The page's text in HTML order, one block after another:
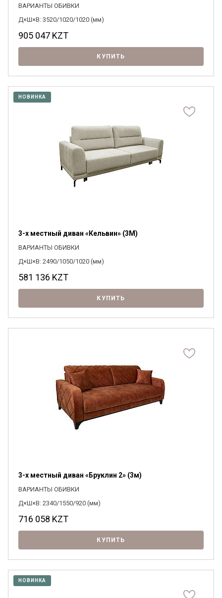
ВАРИАНТЫ ОБИВКИ
Д×Ш×В: 3520/1020/1020 (мм)
905 047 KZT
КУПИТЬ
НОВИНКА
3-х местный диван «Кельвин» (3M)
ВАРИАНТЫ ОБИВКИ
Д×Ш×В: 2490/1050/1020 (мм)
581 136 KZT
КУПИТЬ
3-х местный диван «Бруклин 2» (3м)
ВАРИАНТЫ ОБИВКИ
Д×Ш×В: 2340/1550/920 (мм)
716 058 KZT
КУПИТЬ
НОВИНКА